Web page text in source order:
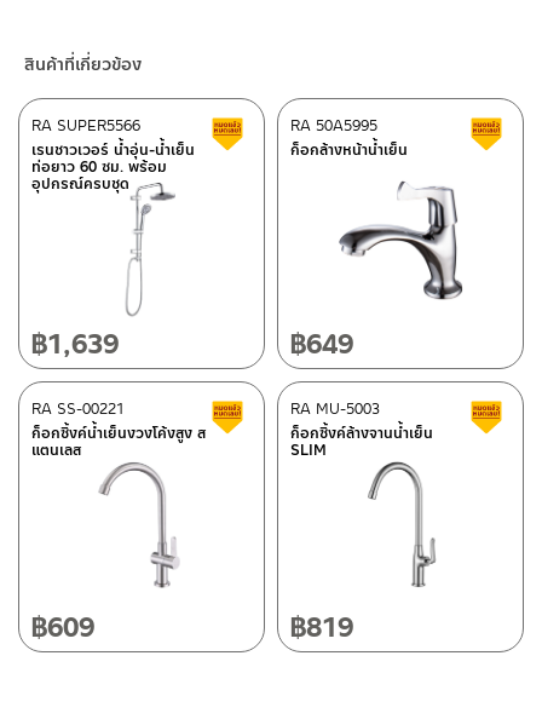
บนตัวสินค้า ซึ่งจะสร้างความเสียหายให้เกิดขึ้นกับผิวของสินค้าได้
ศูนย์บริการและอะไหล่ กรุงเทพฯ
662/61-62 ถนน พระราม3 แขวงบางโพงพาง เขตยานนาวา กรุงเทพฯ
โทร: 02-358-0080 / 080-075-8668 / 091-545-0556
ศูนย์บริการและอะไหล่ เชียงใหม่
118/33 โครงการอรสิริน ม.8 ต.สันปูเลย อ.ดอยสะเก็ด เชียงใหม่
วันจันทร์ – วันศุกร์ เวลา 8:30-17:30 น.
วันเสาร์ เวลา 8:30-15:00 น.
– Shopee
–Lazada
–ซื้อสินค้าชิ้นนี้บน Shopee>> คลิกที่นี่<<
–ซื้อสินค้าชิ้นนี้บน Lazada
ติดต่อพนักงานขาย / Contact Sales Staff
โทร: 02-285-5795
@charnpaiboon.sales
ติดต่อ ชาญไพบูลย์ / Contact Us
สินค้าที่เกี่ยวข้อง
เรนชาวเวอร์ น้ำอุ่น-น้ำเย็น
ท่อยาว 60 ซม. พร้อม
อุปกรณ์ครบชุด
RA SUPER5566 สินค้าลดราคา เคลียร์สต็อก
฿1,639
ก็อกล้างหน้าน้ำเย็น
RA 50A5995
฿649
ก็อกซิ้งค์น้ำเย็นงวงโค้งสูง ส
แตนเลส
RA SS-00221 สินค้าลดราคา เคลียร์สต็อก
฿609
ก็อกซิ้งค์ล้างจานน้ำเย็น
SLIM
RA MU-5003
฿819